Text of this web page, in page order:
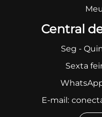
Central
Seg -
Sexta
E-mail: